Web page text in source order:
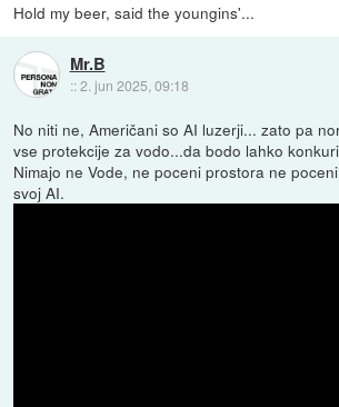
Hold my beer, said the youngins'...
Mr.B
::2. jun 2025, 09:18
No niti ne, Američani so AI luzerji... zato pa
vse protekcije za vodo...da bodo lahko
Nimajo ne Vode, ne poceni prostora ne
svoj AI.